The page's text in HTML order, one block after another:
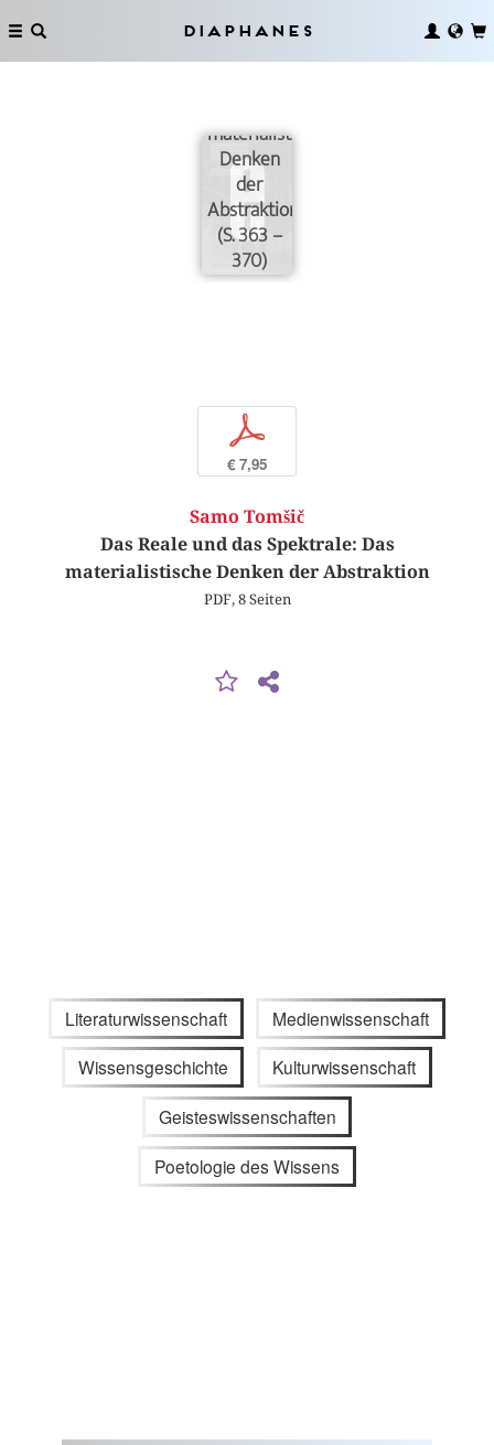
Diaphanes
Das Reale
und das
materialistische
Denken
der
Abstraktion
(S. 363 –
370)
p
€ 7,95
Samo Tomšič
Das Reale und das Spektrale: Das
materialistische Denken der Abstraktion
PDF, 8 Seiten
Literaturwissenschaft Medienwissenschaft
Wissensgeschichte Kulturwissenschaft
Geisteswissenschaften
Poetologie des Wissens